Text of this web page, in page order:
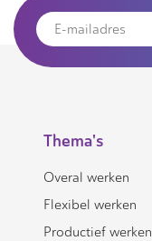
Thema's
Overal werken
Flexibel werken
Productief werken